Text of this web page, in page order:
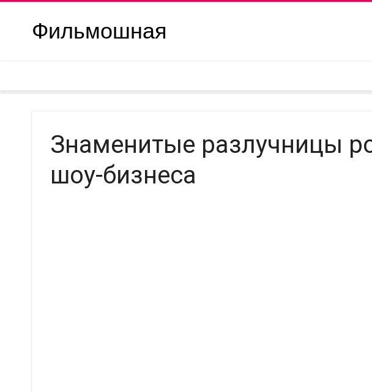
Фильмошная
Знаменитые разлучницы
шоу-бизнеса